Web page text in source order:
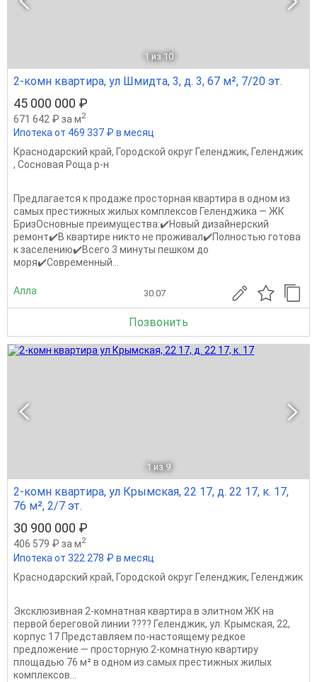
1 из 10
2-комн квартира, ул Шмидта, 3, д. 3, 67 м², 7/20 эт.
45 000 000 ₽
671 642 ₽ за м2
Ипотека от 469 337 ₽ в месяц
Краснодарский край, Городской округ Геленджик, Геленджик
, Сосновая Роща р-н
Предлагается к продаже просторная квартира в одном из
самых престижных жилых комплексов Геленджика — ЖК
БризОсновные преимущества:✔️Новый дизайнерский
ремонт✔️В квартире никто не проживал✔️Полностью готова
к заселению✔️Всего 3 минуты пешком до
моря✔️Современный...
Алла 30.07
Позвонить
1 из 9
2-комн квартира, ул Крымская, 22 17, д. 22 17, к. 17,
76 м², 2/7 эт.
30 900 000 ₽
406 579 ₽ за м2
Ипотека от 322 278 ₽ в месяц
Краснодарский край, Городской округ Геленджик, Геленджик
Эксклюзивная 2-комнатная квартира в элитном ЖК на
первой береговой линии ???? Геленджик, ул. Крымская, 22,
корпус 17 Представляем по-настоящему редкое
предложение — просторную 2-комнатную квартиру
площадью 76 м² в одном из самых престижных жилых
комплексов...